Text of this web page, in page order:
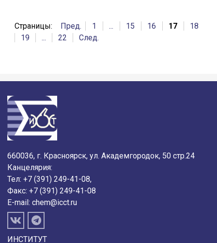
Страницы: Пред. 1 ... 15 16 17
18
19
... 22 След.
660036, г. Красноярск, ул. Академгородок, 50 стр.24
Канцелярия:
Тел: +7 (391) 249-41-08,
Факс: +7 (391) 249-41-08
E-mail: chem@icct.ru
ИНСТИТУТ